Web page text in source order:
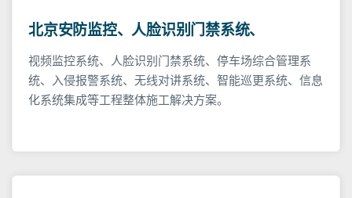
北京安防监控、人脸识别门禁系统、
视频监控系统、人脸识别门禁系统、停车场综合管理系
统、入侵报警系统、无线对讲系统、智能巡更系统、信息
化系统集成等工程整体施工解决方案。